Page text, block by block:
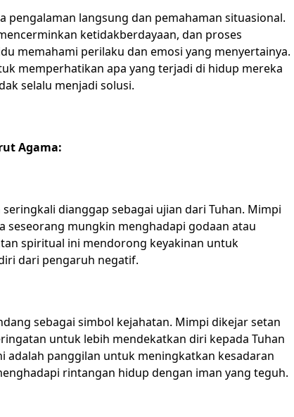
pengalaman langsung dan pemahaman situasional.
ketidakberdayaan, dan proses
memahami perilaku dan emosi yang menyertainya.
memperhatikan apa yang terjadi di hidup mereka
selalu menjadi solusi.
Agama:
dianggap sebagai ujian dari Tuhan. Mimpi
seseorang mungkin menghadapi godaan atau
spiritual ini mendorong keyakinan untuk
dari pengaruh negatif.
sebagai simbol kejahatan. Mimpi dikejar setan
untuk lebih mendekatkan diri kepada Tuhan
adalah panggilan untuk meningkatkan kesadaran
rintangan hidup dengan iman yang teguh.